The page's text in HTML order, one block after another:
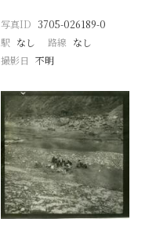
写真ID 3705-026189-0
駅 なし 路線 なし
撮影日 不明